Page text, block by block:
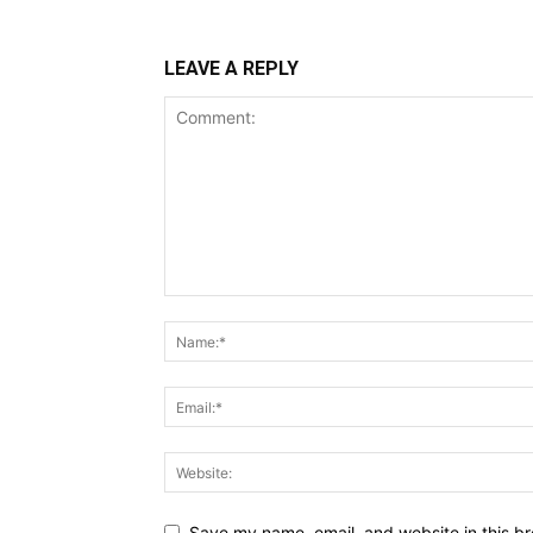
LEAVE A REPLY